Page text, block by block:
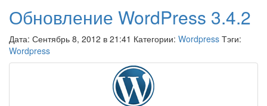
Обновление WordPress 3.4.2
Дата: Сентябрь 8, 2012 в 21:41 Категории: Wordpress Тэги:
Wordpress